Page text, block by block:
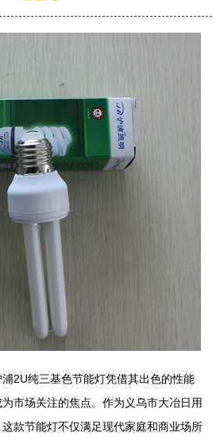
2U纯三基色节能灯凭借其出色的性能
市场关注的焦点。作为义乌市大冶日用
款节能灯不仅满足现代家庭和商业场所